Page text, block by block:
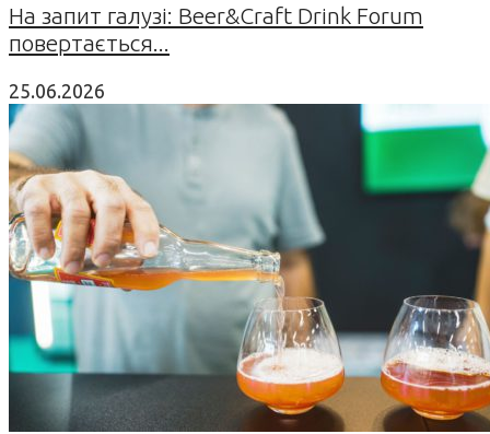
На запит галузі: Beer&Craft Drink Forum
повертається...
25.06.2026